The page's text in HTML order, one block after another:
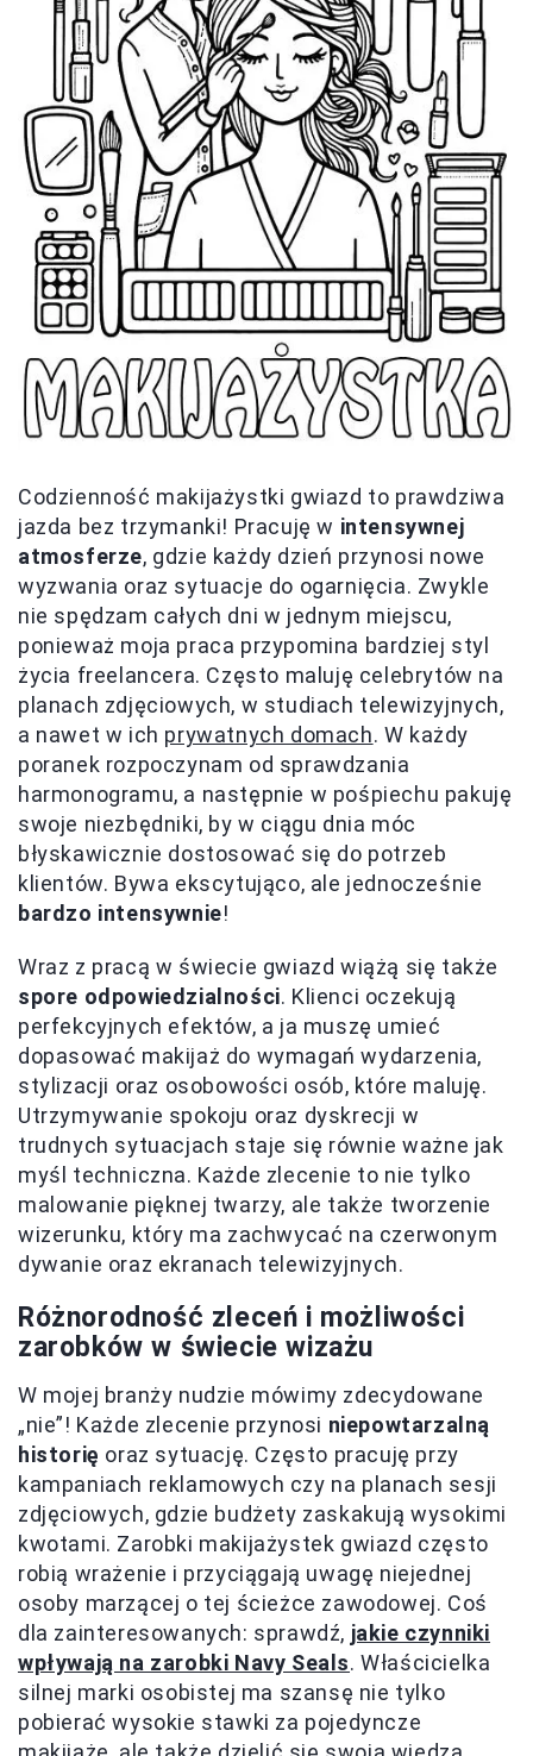
Codzienność makijażystki gwiazd to prawdziwa
jazda bez trzymanki! Pracuję w intensywnej
atmosferze, gdzie każdy dzień przynosi nowe
wyzwania oraz sytuacje do ogarnięcia. Zwykle
nie spędzam całych dni w jednym miejscu,
ponieważ moja praca przypomina bardziej styl
życia freelancera. Często maluję celebrytów na
planach zdjęciowych, w studiach telewizyjnych,
a nawet w ich prywatnych domach. W każdy
poranek rozpoczynam od sprawdzania
harmonogramu, a następnie w pośpiechu pakuję
swoje niezbędniki, by w ciągu dnia móc
błyskawicznie dostosować się do potrzeb
klientów. Bywa ekscytująco, ale jednocześnie
bardzo intensywnie!
Wraz z pracą w świecie gwiazd wiążą się także
spore odpowiedzialności. Klienci oczekują
perfekcyjnych efektów, a ja muszę umieć
dopasować makijaż do wymagań wydarzenia,
stylizacji oraz osobowości osób, które maluję.
Utrzymywanie spokoju oraz dyskrecji w
trudnych sytuacjach staje się równie ważne jak
myśl techniczna. Każde zlecenie to nie tylko
malowanie pięknej twarzy, ale także tworzenie
wizerunku, który ma zachwycać na czerwonym
dywanie oraz ekranach telewizyjnych.
Różnorodność zleceń i możliwości
zarobków w świecie wizażu
W mojej branży nudzie mówimy zdecydowane
„nie”! Każde zlecenie przynosi niepowtarzalną
historię oraz sytuację. Często pracuję przy
kampaniach reklamowych czy na planach sesji
zdjęciowych, gdzie budżety zaskakują wysokimi
kwotami. Zarobki makijażystek gwiazd często
robią wrażenie i przyciągają uwagę niejednej
osoby marzącej o tej ścieżce zawodowej. Coś
dla zainteresowanych: sprawdź, jakie czynniki
wpływają na zarobki Navy Seals. Właścicielka
silnej marki osobistej ma szansę nie tylko
pobierać wysokie stawki za pojedyncze